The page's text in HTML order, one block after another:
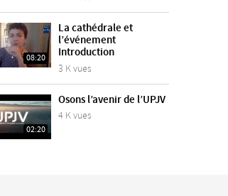
08:20
La cathédrale et
l’événement
Introduction
3 K vues
02:20
Osons l’avenir de l’UPJV
4 K vues